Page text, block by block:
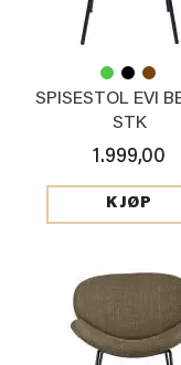
SPISESTOL EVI
STK
1.999,00
KJØP